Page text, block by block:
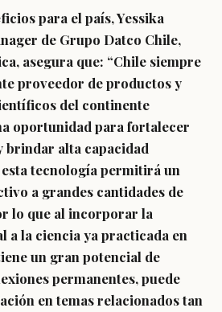
para el país, Yessika
de Grupo Datco Chile,
asegura que: “Chile siempre
proveedor de productos y
del continente
oportunidad para fortalecer
brindar alta capacidad
tecnología permitirá un
a grandes cantidades de
lo que al incorporar la
la ciencia ya practicada en
un gran potencial de
permanentes, puede
en temas relacionados tan